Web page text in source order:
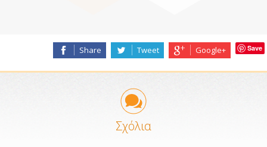
Share Tweet Google+ Save
Σχόλια